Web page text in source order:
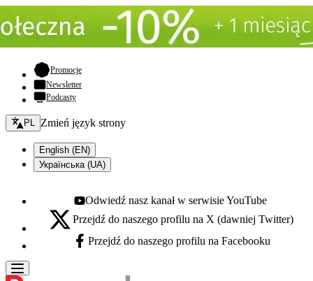
Promocje- otwiera się w nowej karcie
Newsletter
Podcasty
Zmień język - bieżący:
PL Zmień język strony
English (EN)
Українська (UA)
Youtube - otwiera się w nowej karcie
Odwiedź nasz kanał w serwisie YouTube
X - otwiera się w nowej karcie
Przejdź do naszego profilu na X (dawniej Twitter)
Facebook - otwiera się w nowej karcie
Przejdź do naszego profilu na Facebooku